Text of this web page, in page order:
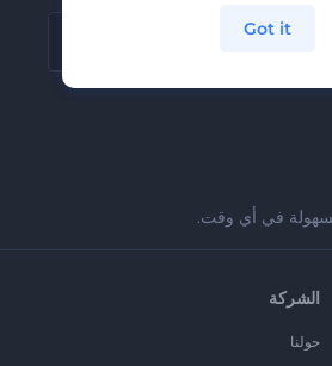
في أي وقت.
الشركة
حولنا
Got it